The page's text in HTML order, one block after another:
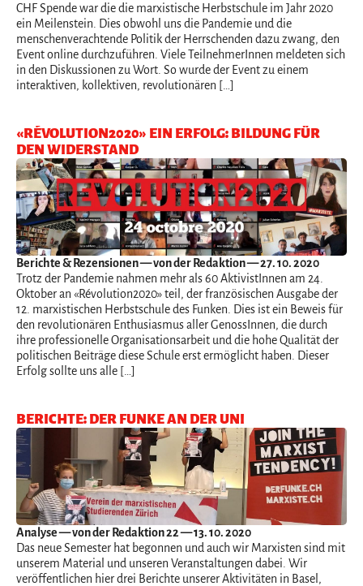
CHF Spende war die die marxistische Herbstschule im Jahr 2020
ein Meilenstein. Dies obwohl uns die Pandemie und die
menschenverachtende Politik der Herrschenden dazu zwang, den
Event online durchzuführen. Viele TeilnehmerInnen meldeten sich
in den Diskussionen zu Wort. So wurde der Event zu einem
interaktiven, kollektiven, revolutionären […]
«RÉVOLUTION2020» EIN ERFOLG: BILDUNG FÜR
DEN WIDERSTAND
Berichte & Rezensionen— von der Redaktion — 27. 10. 2020
Trotz der Pandemie nahmen mehr als 60 AktivistInnen am 24.
Oktober an «Révolution2020» teil, der französischen Ausgabe der
12. marxistischen Herbstschule des Funken. Dies ist ein Beweis für
den revolutionären Enthusiasmus aller GenossInnen, die durch
ihre professionelle Organisationsarbeit und die hohe Qualität der
politischen Beiträge diese Schule erst ermöglicht haben. Dieser
Erfolg sollte uns alle […]
BERICHTE: DER FUNKE AN DER UNI
Analyse— von der Redaktion 22 — 13. 10. 2020
Das neue Semester hat begonnen und auch wir Marxisten sind mit
unserem Material und unseren Veranstaltungen dabei. Wir
veröffentlichen hier drei Berichte unserer Aktivitäten in Basel,